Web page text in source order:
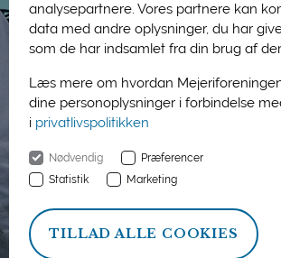
analysepartnere. Vores partnere kan
data med andre oplysninger, du har
som de har indsamlet fra din brug af
Læs mere om hvordan
dine personoplysninger i forbindelse
i privatlivspolitikken
Nødvendig
Præferencer
Statistik
Marketing
TILLAD ALLE COOKIES